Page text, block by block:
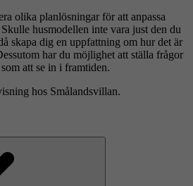
olika planlösningar för att anpassa
husmodellen inte vara just den du
skapa dig en uppfattning om hur det är
har du möjlighet att ställa frågor
att se in i framtiden.
hos Smålandsvillan.